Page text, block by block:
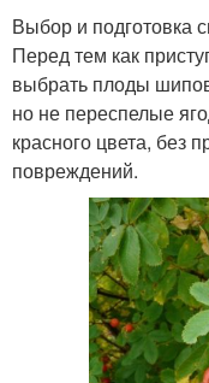
Выбор и подготовка
Перед тем как
выбрать плоды
но не переспелые
красного цвета, без
повреждений.